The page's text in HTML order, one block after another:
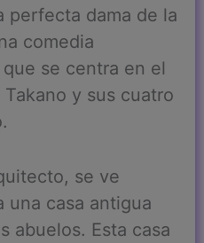
perfecta dama de la
comedia
se centra en el
y sus cuatro
se ve
una casa antigua
abuelos. Esta casa